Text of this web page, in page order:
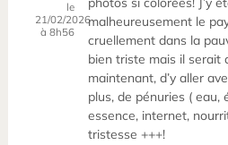
le
21/02/2026
à 8h56
malheureusement le
cruellement dans la
bien triste mais il serait
maintenant, d’y aller
plus, de pénuries ( eau,
essence, internet,
tristesse +++!